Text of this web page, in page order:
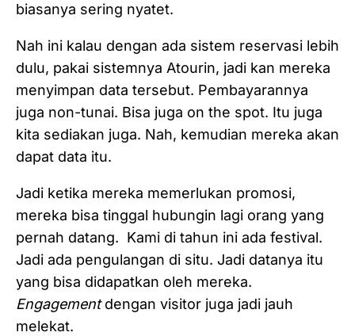
biasanya sering nyatet.
Nah ini kalau dengan ada sistem reservasi lebih
dulu, pakai sistemnya Atourin, jadi kan mereka
menyimpan data tersebut. Pembayarannya
juga non-tunai. Bisa juga on the spot. Itu juga
kita sediakan juga. Nah, kemudian mereka akan
dapat data itu.
Jadi ketika mereka memerlukan promosi,
mereka bisa tinggal hubungin lagi orang yang
pernah datang. Kami di tahun ini ada festival.
Jadi ada pengulangan di situ. Jadi datanya itu
yang bisa didapatkan oleh mereka.
Engagementdengan visitor juga jadi jauh
melekat.